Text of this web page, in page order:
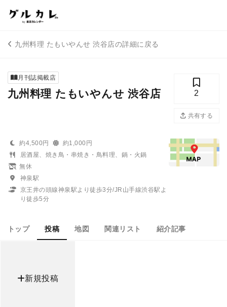
九州料理 たもいやんせ 渋谷店の詳細に戻る
月刊誌掲載店
九州料理 たもいやんせ 渋谷店 2
共有する
約4,500円
約1,000円
居酒屋、焼き鳥・串焼き・鳥料理、鍋・火鍋
無休
神泉駅
京王井の頭線神泉駅より徒歩3分/JR山手線渋谷駅よ
り徒歩5分
トップ 投稿 地図 関連リスト 紹介記事
新規投稿